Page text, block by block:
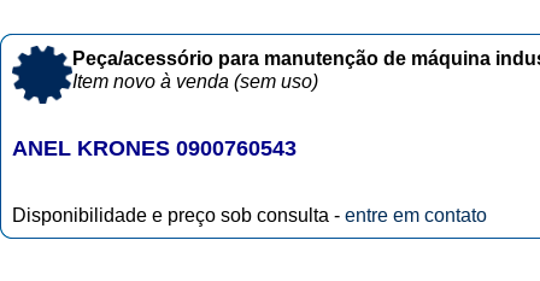
Peça/acessório para manutenção de máquina
Item novo à venda (sem uso)
ANEL KRONES 0900760543
Disponibilidade e preço sob consulta - entre em contato